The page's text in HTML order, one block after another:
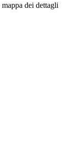
mappa dei dettagli